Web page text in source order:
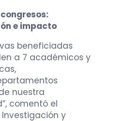
e impacto
beneficiadas
a 7 académicos y
nuestra
comentó el
y